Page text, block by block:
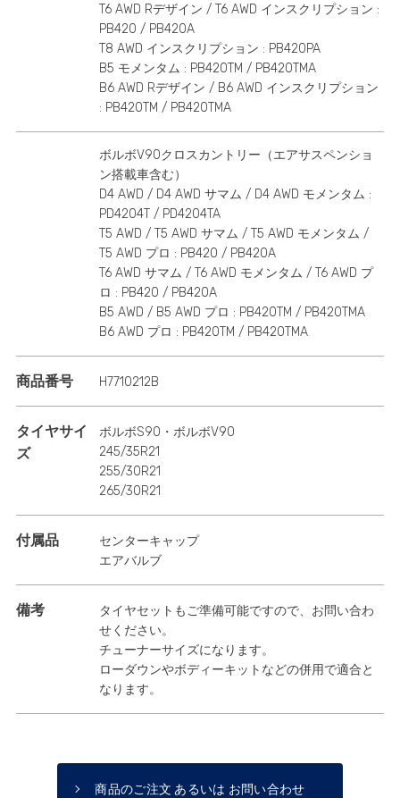
T6 AWD Rデザイン / T6 AWD インスクリプション :
PB420 / PB420A
T8 AWD インスクリプション : PB420PA
B5 モメンタム : PB420TM / PB420TMA
B6 AWD Rデザイン / B6 AWD インスクリプション
: PB420TM / PB420TMA
ボルボV90クロスカントリー（エアサスペンショ
ン搭載車含む）
D4 AWD / D4 AWD サマム / D4 AWD モメンタム :
PD4204T / PD4204TA
T5 AWD / T5 AWD サマム / T5 AWD モメンタム /
T5 AWD プロ : PB420 / PB420A
T6 AWD サマム / T6 AWD モメンタム / T6 AWD プ
ロ : PB420 / PB420A
B5 AWD / B5 AWD プロ : PB420TM / PB420TMA
B6 AWD プロ : PB420TM / PB420TMA
商品番号 H7710212B
タイヤサイ
ズ
ボルボS90・ボルボV90
245/35R21
255/30R21
265/30R21
付属品
センターキャップ
エアバルブ
備考
タイヤセットもご準備可能ですので、お問い合わ
せください。
チューナーサイズになります。
ローダウンやボディーキットなどの併用で適合と
なります。
商品のご注文 あるいは お問い合わせ